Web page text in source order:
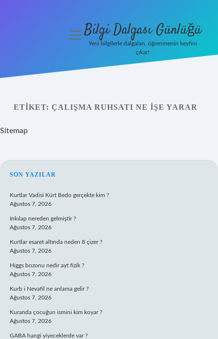
menüyüBilgi Dalgası Günlüğü
Yeni bilgilerle dalgalan, öğrenmenin keyfini
çıkar!
ETIKET: ÇALIŞMA RUHSATI NE IŞE YARAR
Sitemap
SIDEBAR
SON YAZILAR
Kurtlar Vadisi Kürt Bedo gerçekte kim ?
Ağustos 7, 2026
Inkılap nereden gelmiştir ?
Ağustos 7, 2026
Kurtlar esaret altında neden 8 çizer ?
Ağustos 7, 2026
Higgs bozonu nedir ayt fizik ?
Ağustos 7, 2026
Kurb i Nevafil ne anlama gelir ?
Ağustos 7, 2026
Kuranda çocuğun ismini kim koyar ?
Ağustos 7, 2026
GABA hangi yiyeceklerde var ?